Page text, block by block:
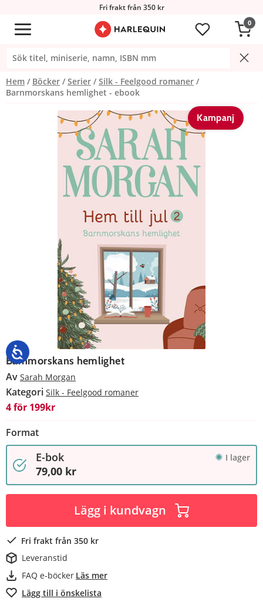
Fri frakt från 350 kr
0
Hem Böcker Serier
Silk - Feelgood romaner
Barnmorskans hemlighet - ebook
Kampanj
Barnmorskans hemlighet
Av Sarah Morgan
Kategori Silk - Feelgood romaner
4 för 199kr
Format
E-bok I lager
79,00 kr
Lägg i kundvagn
Fri frakt från 350 kr
Leveranstid
FAQ e-böcker Läs mer
Lägg till i önskelista